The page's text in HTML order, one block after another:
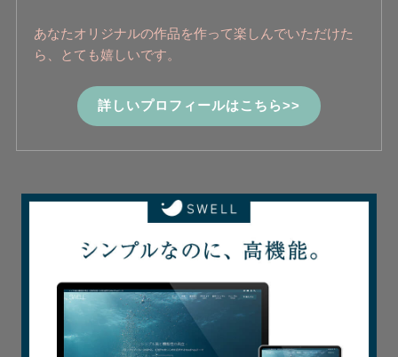
あなたオリジナルの作品を作って楽しんでいただけた
ら、とても嬉しいです。
詳しいプロフィールはこちら>>